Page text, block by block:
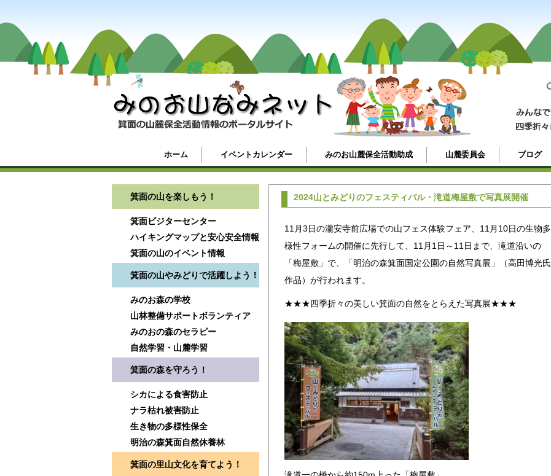
ホーム イベントカレンダー みのお山麓保全活動助成 山麓委員会 ブログ
箕面の山を楽しもう！
箕面ビジターセンター
ハイキングマップと安心安全情報
箕面の山のイベント情報
箕面の山やみどりで活躍しよう！
みのお森の学校
山林整備サポートボランティア
みのおの森のセラピー
自然学習・山麓学習
箕面の森を守ろう！
シカによる食害防止
ナラ枯れ被害防止
生き物の多様性保全
明治の森箕面自然休養林
箕面の里山文化を育てよう！
2024山とみどりのフェスティバル・滝道梅屋敷で写真展開催
11月3日の瀧安寺前広場での山フェス体験フェア、11月10日の生物多
様性フォームの開催に先行して、11月1日～11日まで、滝道沿いの
「梅屋敷」で、「明治の森箕面国定公園の自然写真展」（高田博光氏
作品）が行われます。
★★★四季折々の美しい箕面の自然をとらえた写真展★★★